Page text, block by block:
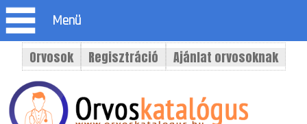
Orvosok Regisztráció Ajánlat orvosoknak
Menü